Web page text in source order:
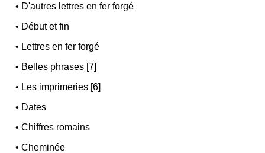
• D'autres lettres en fer forgé
• Début et fin
• Lettres en fer forgé
• Belles phrases [7]
• Les imprimeries [6]
• Dates
•Chiffres romains
•Cheminée